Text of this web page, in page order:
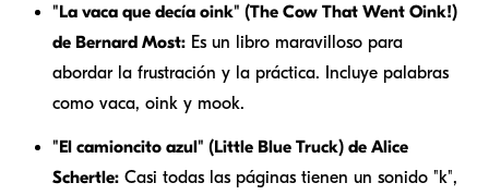
"La vaca que decía oink" (The Cow That Went Oink!)
de Bernard Most: Es un libro maravilloso para
abordar la frustración y la práctica. Incluye palabras
como vaca, oink y mook.
"El camioncito azul" (Little Blue Truck) de Alice
Schertle: Casi todas las páginas tienen un sonido "k",